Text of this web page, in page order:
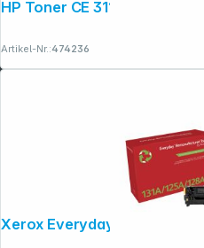
Artikel-Nr.:474236